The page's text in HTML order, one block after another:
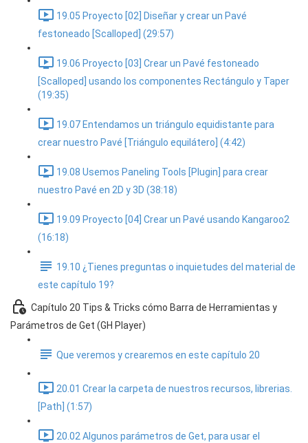
19.05 Proyecto [02] Diseñar y crear un Pavé
festoneado [Scalloped] (29:57)
19.06 Proyecto [03] Crear un Pavé festoneado
[Scalloped] usando los componentes Rectángulo y Taper
(19:35)
19.07 Entendamos un triángulo equidistante para
crear nuestro Pavé [Triángulo equilátero] (4:42)
19.08 Usemos Paneling Tools [Plugin] para crear
nuestro Pavé en 2D y 3D (38:18)
19.09 Proyecto [04] Crear un Pavé usando Kangaroo2
(16:18)
19.10 ¿Tienes preguntas o inquietudes del material de
este capítulo 19?
Capítulo 20 Tips & Tricks cómo Barra de Herramientas y
Parámetros de Get (GH Player)
Que veremos y crearemos en este capítulo 20
20.01 Crear la carpeta de nuestros recursos, librerias.
[Path] (1:57)
20.02 Algunos parámetros de Get, para usar el